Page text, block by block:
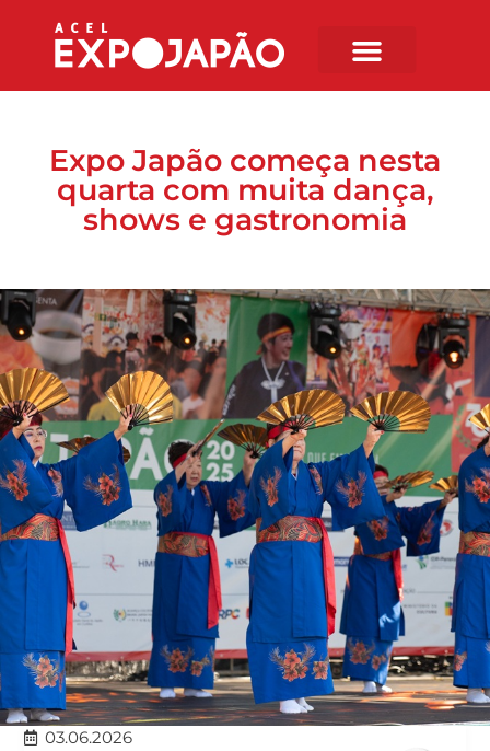
Expo Japão começa nesta
quarta com muita dança,
shows e gastronomia
03.06.2026